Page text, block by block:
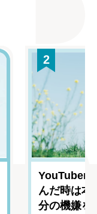
2
YouTuber
んだ時は
分の機嫌を